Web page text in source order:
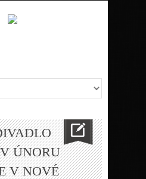
ÚNORU
V NOVÉ